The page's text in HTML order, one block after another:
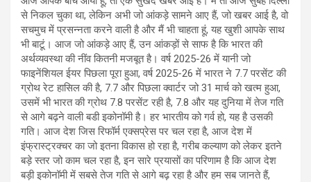
से निकल चुका था, लेकिन अभी जो आंकड़े सामने आए हैं, जो खबर आई है, वो
सचमुच में प्रसन्नता करने वाली है और मैं भी चाहता हूं, यह खुशी आपके साथ
भी बाटूं। आज जो आंकड़े आए हैं, उन आंकड़ों से साफ है कि भारत की
अर्थव्यवस्था की नींव कितनी मजबूत है। वर्ष 2025-26 में यानी जो
फाइनेंशियल ईयर पिछला पूरा हुआ, वर्ष 2025-26 में भारत ने 7.7 परसेंट की
ग्रोथ रेट हासिल की है, 7.7 और पिछला क्वार्टर जो 31 मार्च को खत्म हुआ,
उसमें भी भारत की ग्रोथ 7.8 परसेंट रही है, 7.8 और यह दुनिया में तेज गति
से आगे बढ़ने वाली बडी इकोनॉमी है। हर भारतीय को गर्व हो, यह है उसकी
गति। आज देश जिस रिफॉर्म एक्‍सप्रेस पर चल रहा है, आज देश में
इंफ्रास्ट्रक्चर का जो इतना विकास हो रहा है, गरीब कल्‍याण को लेकर इतने
बड़े स्‍तर जो काम चल रहा है, इन सारे प्रयासों का परिणाम है कि आज देश
बड़ी इकोनॉमी में सबसे तेज गति से आगे बढ़ रहा है और हम सब जानते हैं,